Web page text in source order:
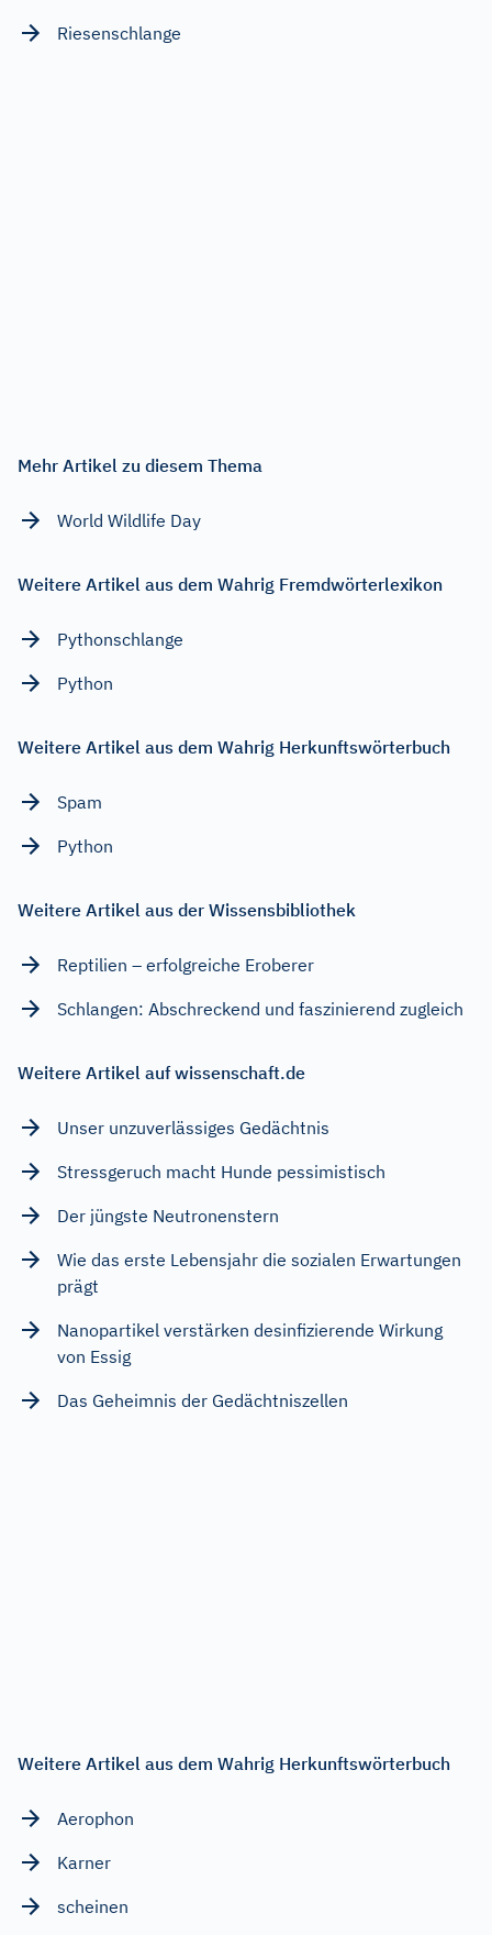
Riesenschlange
Mehr Artikel zu diesem Thema
World Wildlife Day
Weitere Artikel aus dem Wahrig Fremdwörterlexikon
Pythonschlange
Python
Weitere Artikel aus dem Wahrig Herkunftswörterbuch
Spam
Python
Weitere Artikel aus der Wissensbibliothek
Reptilien – erfolgreiche Eroberer
Schlangen: Abschreckend und faszinierend zugleich
Weitere Artikel auf wissenschaft.de
Unser unzuverlässiges Gedächtnis
Stressgeruch macht Hunde pessimistisch
Der jüngste Neutronenstern
Wie das erste Lebensjahr die sozialen Erwartungen
prägt
Nanopartikel verstärken desinfizierende Wirkung
von Essig
Das Geheimnis der Gedächtniszellen
Weitere Artikel aus dem Wahrig Herkunftswörterbuch
Aerophon
Karner
scheinen